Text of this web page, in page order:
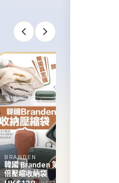
BRANDEN
韓國 Branden 第二代雙
倍壓縮收納袋